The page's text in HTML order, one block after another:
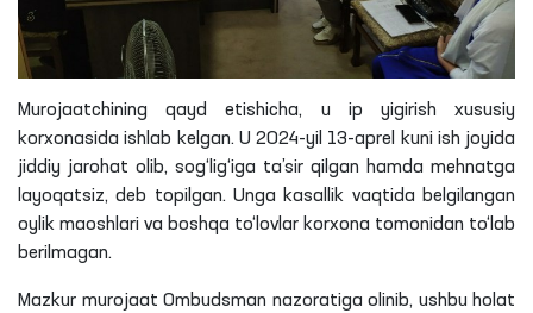
Murojaatchining qayd etishicha, u ip yigirish xususiy
korxonasida ishlab kelgan. U 2024-yil 13-aprel kuni ish joyida
jiddiy jarohat olib, sog‘lig‘iga ta’sir qilgan hamda mehnatga
layoqatsiz, deb topilgan. Unga kasallik vaqtida belgilangan
oylik maoshlari va boshqa to‘lovlar korxona tomonidan to‘lab
berilmagan.
Mazkur murojaat Ombudsman nazoratiga olinib, ushbu holat